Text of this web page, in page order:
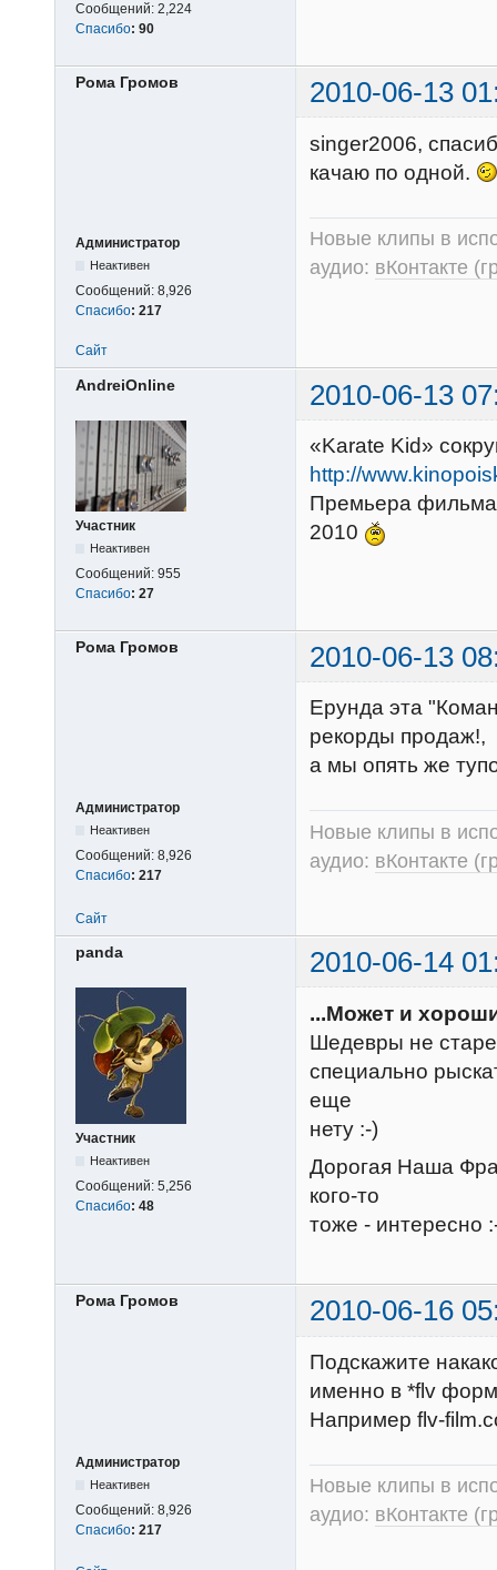
Сообщений: 2,224
Спасибо: 90
Рома Громов 2010-06-13
Администратор
Неактивен
Сообщений: 8,926
Спасибо: 217
singer2006,
качаю по одной.
Новые клипы в
аудио: вКонтакте
Сайт
AndreiOnline 2010-06-13
Участник
Неактивен
Сообщений: 955
Спасибо: 27
«Karate Kid»
http://
Премьера фильма
2010
Рома Громов 2010-06-13
Администратор
Неактивен
Сообщений: 8,926
Спасибо: 217
Ерунда эта
рекорды продаж!,
а мы опять же
Новые клипы в
аудио: вКонтакте
Сайт
panda 2010-06-14
Участник
Неактивен
Сообщений: 5,256
Спасибо: 48
...Может и
Шедевры не
специально
еще
нету :-)
Дорогая Наша
кого-то
тоже - интересно
Рома Громов 2010-06-16
Администратор
Неактивен
Сообщений: 8,926
Спасибо: 217
Подскажите
именно в *flv
Например flv-
Новые клипы в
аудио: вКонтакте